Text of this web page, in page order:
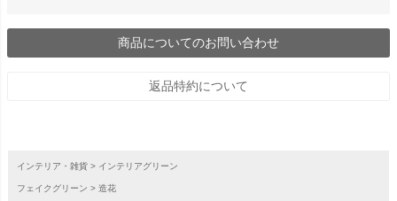
商品についてのお問い合わせ
返品特約について
インテリア・雑貨 インテリアグリーン
フェイクグリーン 造花